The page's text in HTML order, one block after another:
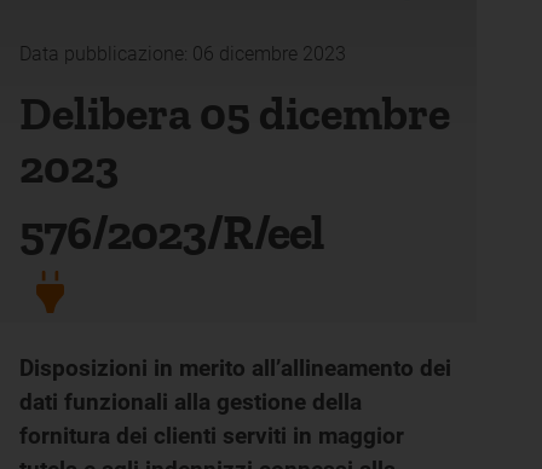
Data pubblicazione: 06 dicembre 2023
Delibera 05 dicembre
2023
576/2023/R/eel
Disposizioni in merito all’allineamento dei
dati funzionali alla gestione della
fornitura dei clienti serviti in maggior